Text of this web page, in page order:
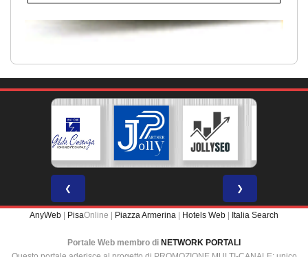
❮ ❯
AnyWeb PisaOnline | Piazza Armerina Hotels Web Italia Search
Portale Web membro di NETWORK PORTALI